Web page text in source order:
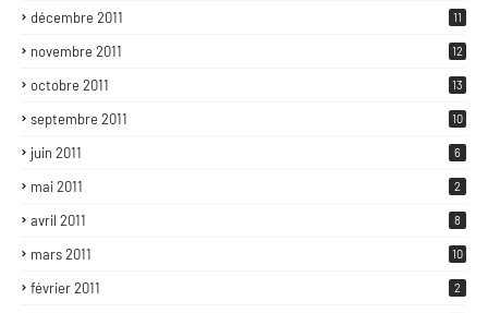
décembre 2011 11
novembre 2011 12
octobre 2011 13
septembre 2011 10
juin 2011 6
mai 2011 2
avril 2011 8
mars 2011 10
février 2011 2